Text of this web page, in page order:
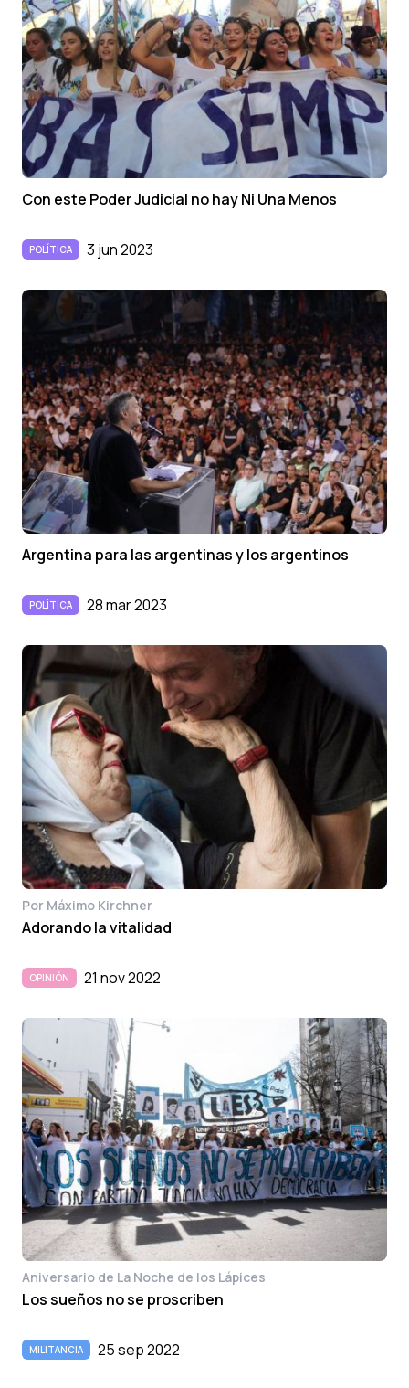
Con este Poder Judicial no hay Ni Una Menos
POLÍTICA 3 jun 2023
Argentina para las argentinas y los argentinos
POLÍTICA 28 mar 2023
Por Máximo Kirchner
Adorando la vitalidad
OPINIÓN 21 nov 2022
Aniversario de La Noche de los Lápices
Los sueños no se proscriben
MILITANCIA 25 sep 2022